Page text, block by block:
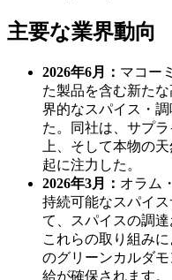
主要な業界動向
2026年6月： マコー
た製品を含む新た
界的なスパイス・
た。同社は、サプ
上、そして本物の
起に注力した。
2026年3月： オラム
持続可能なスパイ
て、スパイスの調達
これらの取り組み
のグリーンカルダ
給が確保されます。